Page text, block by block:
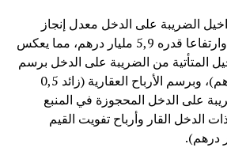
الضريبة على الدخل معدل إنجاز
قدره 91,6 في المائة، وارتفاعا قدره 5,9 مليار درهم، مما يعكس
المتأتية من الضريبة على الدخل برسم
الأجور (زائد 2 مليار درهم)، وبرسم الأرباح العقارية (زائد 0,5
على الدخل المحجوزة في المنبع
الدخل القار وأرباح تفويت القيم